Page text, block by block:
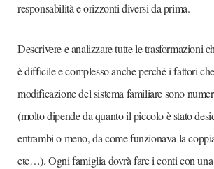
responsabilità e orizzonti diversi da prima.
Descrivere e analizzare tutte le trasformazioni
è difficile e complesso anche perché i fattori
modificazione del sistema familiare sono
(molto dipende da quanto il piccolo è stato
entrambi o meno, da come funzionava la
etc…). Ogni famiglia dovrà fare i conti con